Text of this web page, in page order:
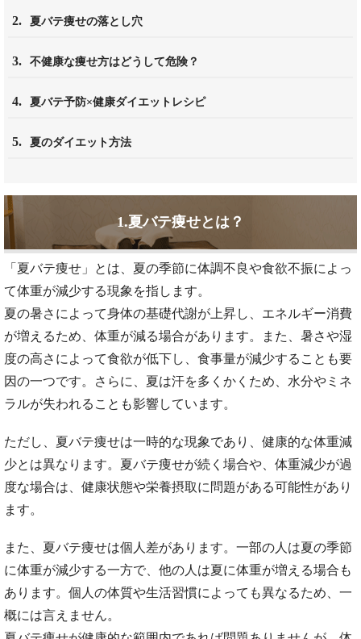
2. 夏バテ痩せの落とし穴
3. 不健康な痩せ方はどうして危険？
4. 夏バテ予防×健康ダイエットレシピ
5. 夏のダイエット方法
1.夏バテ痩せとは？
「夏バテ痩せ」とは、夏の季節に体調不良や食欲不振によっ
て体重が減少する現象を指します。
夏の暑さによって身体の基礎代謝が上昇し、エネルギー消費
が増えるため、体重が減る場合があります。また、暑さや湿
度の高さによって食欲が低下し、食事量が減少することも要
因の一つです。さらに、夏は汗を多くかくため、水分やミネ
ラルが失われることも影響しています。
ただし、夏バテ痩せは一時的な現象であり、健康的な体重減
少とは異なります。夏バテ痩せが続く場合や、体重減少が過
度な場合は、健康状態や栄養摂取に問題がある可能性があり
ます。
また、夏バテ痩せは個人差があります。一部の人は夏の季節
に体重が減少する一方で、他の人は夏に体重が増える場合も
あります。個人の体質や生活習慣によっても異なるため、一
概には言えません。